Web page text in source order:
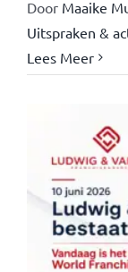
Door Maaike
Uitspraken &
Lees Meer